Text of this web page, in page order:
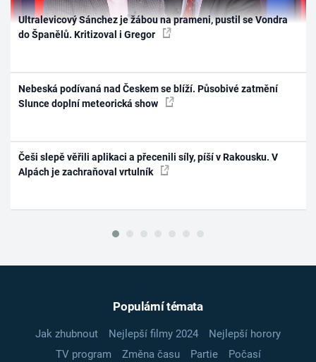
Ultralevicový Sánchez je žábou na prameni, pustil se Vondra
do Španělů. Kritizoval i Gregor
Nebeská podívaná nad Českem se blíží. Působivé zatmění
Slunce doplní meteorická show
Češi slepě věřili aplikaci a přecenili síly, píší v Rakousku. V
Alpách je zachraňoval vrtulník
Populární témata
Jak zhubnout Nejlepší filmy 2024
Nejlepší horory
TV program
Změna času Partie
Počasí